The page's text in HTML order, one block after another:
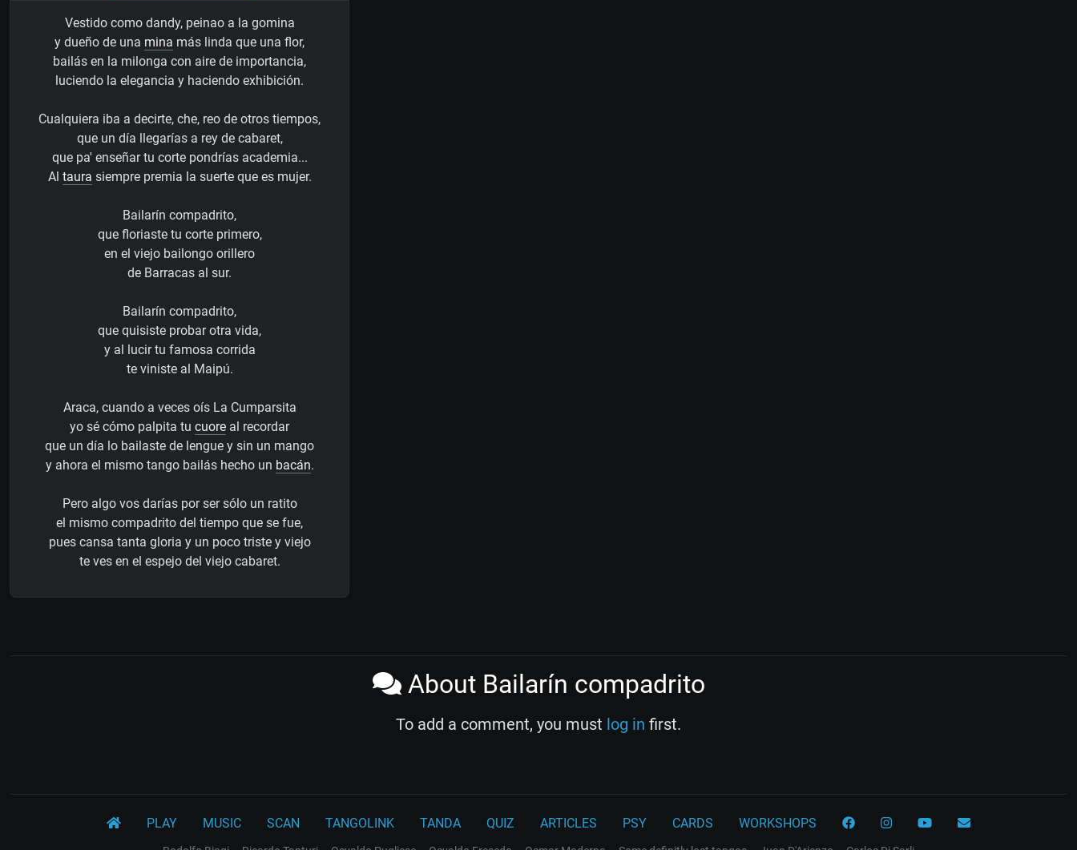
Vestido como dandy, peinao a la gomina
y dueño de una mina más linda que una flor,
bailás en la milonga con aire de importancia,
luciendo la elegancia y haciendo exhibición.
Cualquiera iba a decirte, che, reo de otros tiempos,
que un día llegarías a rey de cabaret,
que pa' enseñar tu corte pondrías academia...
Al taura siempre premia la suerte que es mujer.
Bailarín compadrito,
que floriaste tu corte primero,
en el viejo bailongo orillero
de Barracas al sur.
Bailarín compadrito,
que quisiste probar otra vida,
y al lucir tu famosa corrida
te viniste al Maipú.
Araca, cuando a veces oís La Cumparsita
yo sé cómo palpita tu cuore al recordar
que un día lo bailaste de lengue y sin un mango
y ahora el mismo tango bailás hecho un bacán.
Pero algo vos darías por ser sólo un ratito
el mismo compadrito del tiempo que se fue,
pues cansa tanta gloria y un poco triste y viejo
te ves en el espejo del viejo cabaret.
About Bailarín compadrito
To add a comment, you must log in first.
PLAY MUSIC SCAN TANGOLINK TANDA QUIZ ARTICLES PSY CARDS WORKSHOPS